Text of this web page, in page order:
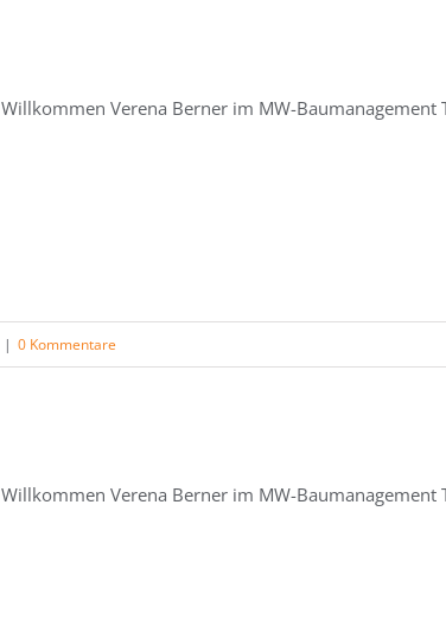
Willkommen Verena Berner im MW-Baumanagement
| 0 Kommentare
Willkommen Verena Berner im MW-Baumanagement